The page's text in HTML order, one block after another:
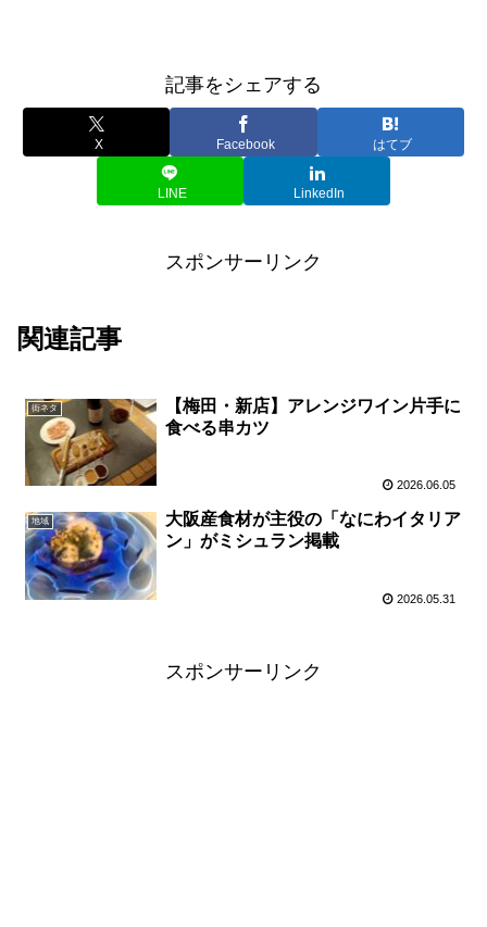
記事をシェアする
X Facebook はてブ
LINE LinkedIn
スポンサーリンク
関連記事
街ネタ
【梅田・新店】アレンジワイン片手に
食べる串カツ
2026.06.05
地域
大阪産食材が主役の「なにわイタリア
ン」がミシュラン掲載
2026.05.31
スポンサーリンク